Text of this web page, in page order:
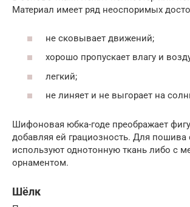
Материал имеет ряд неоспоримых
не сковывает движений;
хорошо пропускает влагу и
легкий;
не линяет и не выгорает на
Шифоновая юбка-годе преображает
добавляя ей грациозность. Для пошива
используют однотонную ткань либо с
орнаментом.
Шёлк